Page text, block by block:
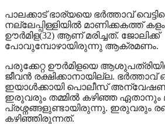
പാലക്കാട് ഭാര്യയെ ഭർത്താവ്
നല്ലേപ്പിള്ളിയിൽ മാണിക്കകത്ത്
ഊർമിള(32) ആണ് മരിച്ചത്. ജോലിക്ക്
പോവുമ്പോഴായിരുന്നു ആക്രമണം.
പരുക്കേറ്റ ഊർമിളയെ
ജീവൻ രക്ഷിക്കാനായില്ല. ഭർത്താവ്
ഇയാൾക്കായി പൊലീസ്
ഇരുവരും തമ്മിൽ കഴിഞ്ഞ ഏതാനും
പ്രശ്നങ്ങളുണ്ടായിരുന്നു. ഇരുവരും
കഴിഞ്ഞിരുന്നത്.